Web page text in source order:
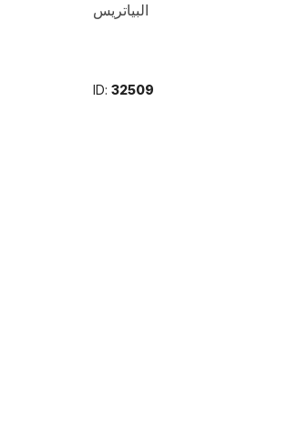
البياتريس
ID: 32509